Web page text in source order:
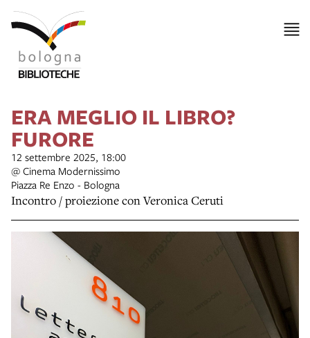
ERA MEGLIO IL LIBRO?
FURORE
12 settembre 2025, 18:00
@ Cinema Modernissimo
Piazza Re Enzo - Bologna
Incontro / proiezione con Veronica Ceruti